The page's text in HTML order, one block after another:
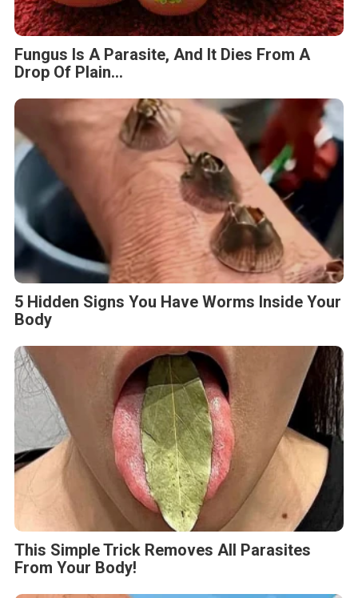
Fungus Is A Parasite, And It Dies From A
Drop Of Plain...
5 Hidden Signs You Have Worms Inside Your
Body
This Simple Trick Removes All Parasites
From Your Body!